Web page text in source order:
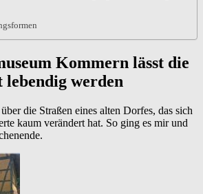
Kommern lässt die
lebendig werden
die Straßen eines alten Dorfes, das sich
kaum verändert hat. So ging es mir und